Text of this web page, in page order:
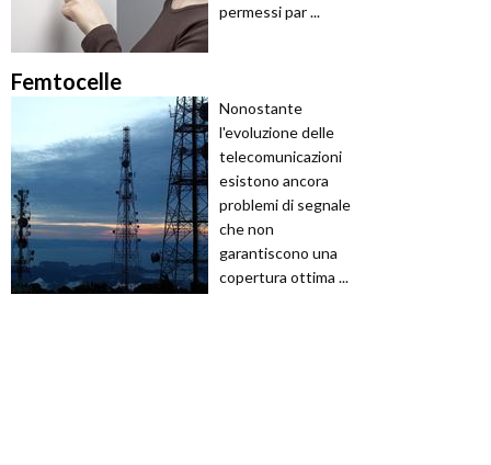
permessi par ...
Femtocelle
Nonostante
l'evoluzione delle
telecomunicazioni
esistono ancora
problemi di segnale
che non
garantiscono una
copertura ottima ...